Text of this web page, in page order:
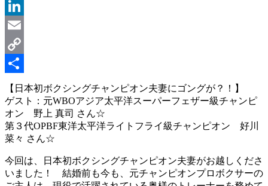
Message
LinkedIn
Email
Copy
Link
共
有
【日本初ボクシングチャンピオン夫妻にゴングが？！】
ゲスト：元WBOアジア太平洋スーパーフェザー級チャンピ
オン 野上 真司 さん☆
第３代OPBF東洋太平洋ライトフライ級チャンピオン 好川
菜々 さん☆
今回は、日本初ボクシングチャンピオン夫妻がお越しくださ
いました！ 結婚前も今も、元チャンピオンプロボクサーの